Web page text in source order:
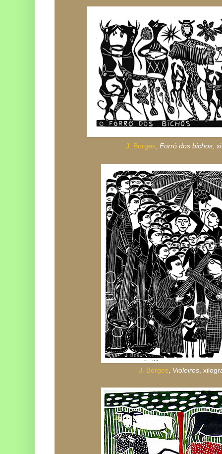
J. Borges, Forró dos bichos,
J. Borges, Violeiros,